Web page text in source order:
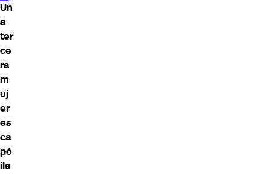
Un
a
ter
ce
ra
m
uj
er
es
ca
pó
ile